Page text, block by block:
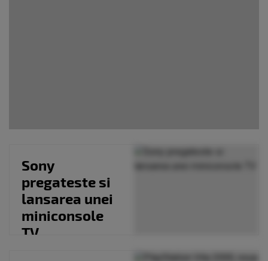
Sony
pregateste si
lansarea unei
miniconsole
TV